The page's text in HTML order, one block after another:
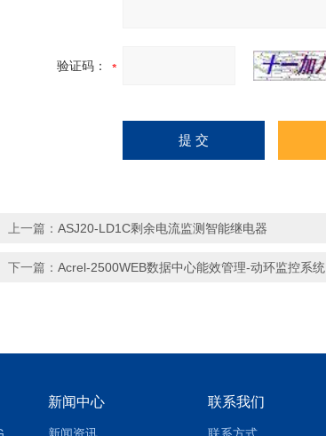
验证码：
上一篇： ASJ20-LD1C剩余电流监测智能继电器
下一篇： Acrel-2500WEB数据中心能效管理-动环监控系统
新闻中心 联系我们